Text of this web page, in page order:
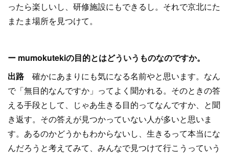
ったら楽しいし、研修施設にもできるし。それで京北にた
またま場所を見つけて。
ー mumokutekiの目的とはどういうものなのですか。
出路 確かにあまりにも気になる名前やと思います。なん
で「無目的なんですか」ってよく聞かれる。そのときの答
える手段として、じゃあ生きる目的ってなんですか、と聞
き返す。その答えが見つかっていない人が多いと思いま
す。あるのかどうかもわからないし、生きるって本当にな
んだろうと考えてみて、みんなで見つけて行こうっていう